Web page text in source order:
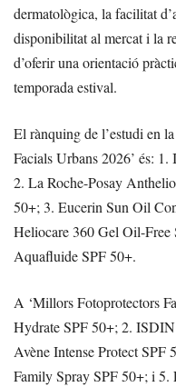
dermatològica, la facilitat
disponibilitat al mercat i la
d’oferir una orientació
temporada estival.
El rànquing de l’estudi en
Facials Urbans 2026’ és:
2. La Roche-Posay
50+; 3. Eucerin Sun Oil
Heliocare 360 Gel Oil-Free
Aquafluide SPF 50+.
A ‘Millors Fotoprotectors
Hydrate SPF 50+; 2.
Avène Intense Protect SPF
Family Spray SPF 50+; i 5.